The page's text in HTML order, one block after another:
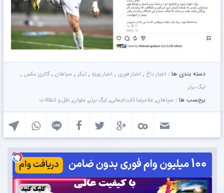
دسته بندی ها : اخبار داغ , اخبار فوری , اخبار ویژه , تیکر , سپاهان , گالری عکس ,
لیگ برتر
برچسب ها : سپاهان, غلامرضا ثابت‌ایمانی, لیگ برتر, ملوان, نقل و انتقالات